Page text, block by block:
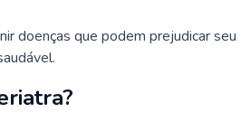
doenças que podem prejudicar seu